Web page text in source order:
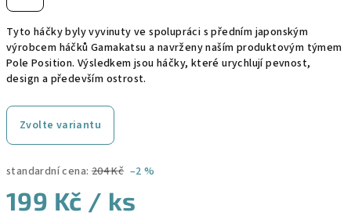
Tyto háčky byly vyvinuty ve spolupráci s předním japonským
výrobcem háčků Gamakatsu a navrženy naším produktovým týmem
Pole Position. Výsledkem jsou háčky, které urychlují pevnost,
design a především ostrost.
Zvolte variantu
standardní cena: 204 Kč –2 %
199 Kč / ks